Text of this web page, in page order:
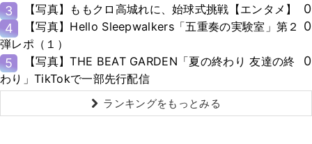
3 【写真】ももクロ高城れに、始球式挑戦【エンタメ】
0
4
【写真】Hello Sleepwalkers「五重奏の実験室」第２
弾レポ（１）
0
5
【写真】THE BEAT GARDEN「夏の終わり 友達の終
わり」TikTokで一部先行配信
0
ランキングをもっとみる